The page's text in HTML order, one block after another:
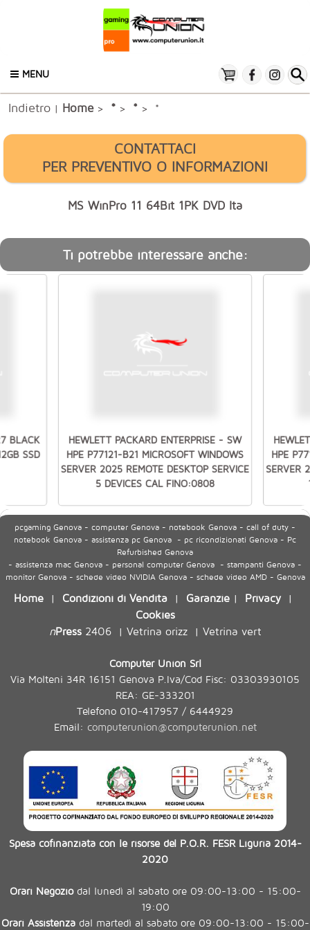
MENU
Indietro | Home> * > * > *
CONTATTACI
PER PREVENTIVO O INFORMAZIONI
MS WinPro 11 64Bit 1PK DVD Ita
Ti potrebbe interessare anche:
BLACK
SSD
HEWLETT PACKARD ENTERPRISE - SW
HPE P77121-B21 MICROSOFT WINDOWS
SERVER 2025 REMOTE DESKTOP SERVICE
5 DEVICES CAL FINO:0808
HPE
SERVER
pcgaming Genova - computer Genova - notebook Genova - call of duty -
notebook Genova - assistenza pc Genova - pc ricondizionati Genova - Pc
Refurbished Genova
- assistenza mac Genova - personal computer Genova - stampanti Genova -
monitor Genova - schede video NVIDIA Genova - schede video AMD - Genova
Home | Condizioni di Vendita | Garanzie | Privacy|
Cookies
nPress2406| Vetrina orizz| Vetrina vert
Computer Union Srl
Via Molteni 34R 16151 Genova P.Iva/Cod Fisc: 03303930105
REA: GE-333201
Telefono 010-417957 / 6444929
Email: computerunion@computerunion.net
Spesa cofinanziata con le risorse del P.O.R. FESR Liguria 2014-
2020
Orari Negoziodal lunedì al sabato ore 09:00-13:00 - 15:00-
19:00
Orari Assistenzadal martedì al sabato ore 09:00-13:00 - 15:00-